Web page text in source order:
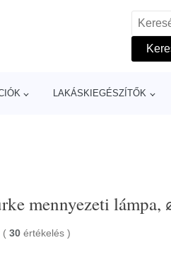
LAKÁSKIEGÉSZÍTŐK
mennyezeti
( 30 értékelés)